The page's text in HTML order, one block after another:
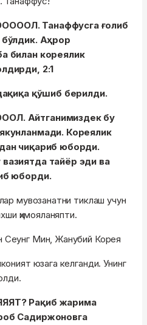
Танаффусга ғолиб
бўлдик. Аҳрор
билан кореялик
2:1
қўшиб берилди.
Айтганимиздек бу
Кореялик
чиқариб юборди.
тайёр эди ва
юборди.
мувозанатни тиклаш учун
ҳимояланяпти.
Мин, Жанубий Корея
юзага келганди. Унинг
Рақиб жарима
Садиржоновга